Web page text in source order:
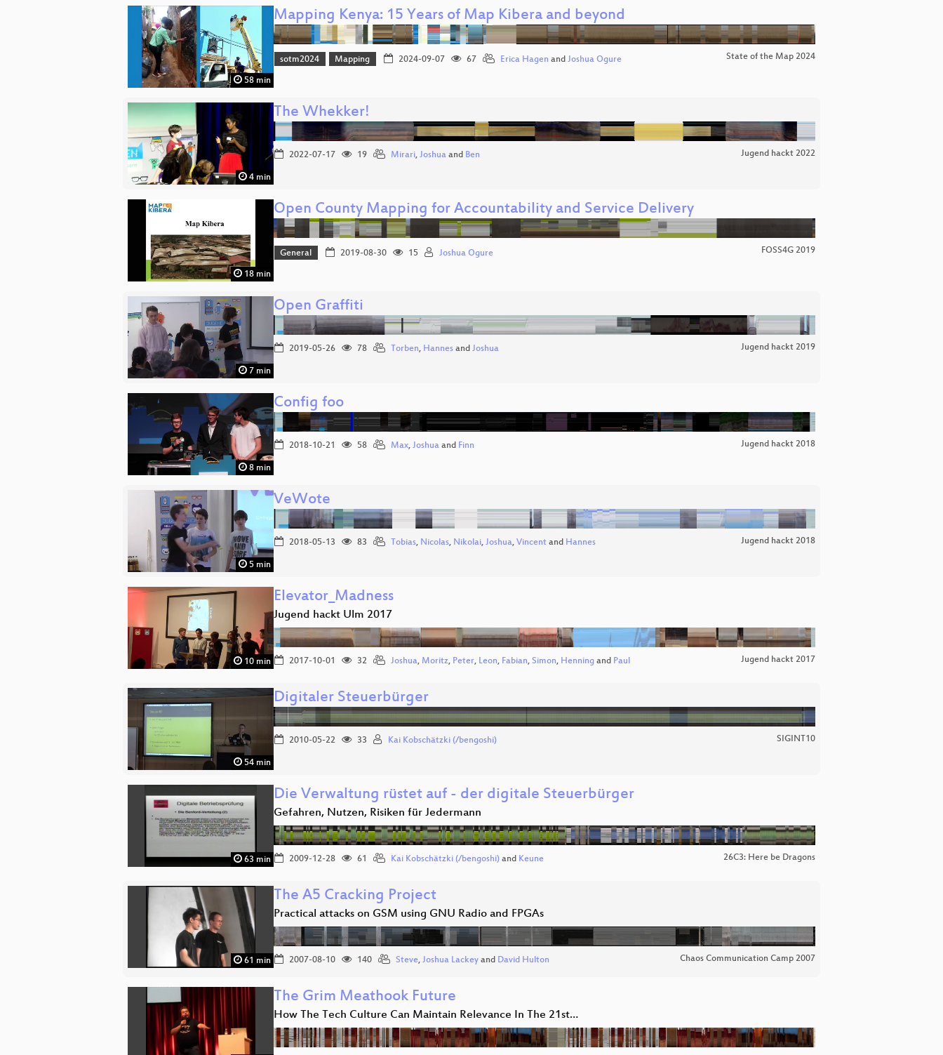
58 min
Mapping Kenya: 15 Years of Map Kibera and beyond
sotm2024 Mapping 2024-09-07 67 Erica Hagen and Joshua Ogure State of the Map 2024
4 min
The Whekker!
2022-07-17 19 Mirari, Joshua and Ben Jugend hackt 2022
18 min
Open County Mapping for Accountability and Service Delivery
General 2019-08-30 15 Joshua Ogure FOSS4G 2019
7 min
Open Graffiti
2019-05-26 78 Torben, Hannes and Joshua Jugend hackt 2019
8 min
Config foo
2018-10-21 58 Max, Joshua and Finn Jugend hackt 2018
5 min
VeWote
2018-05-13 83 Tobias, Nicolas, Nikolai, Joshua, Vincent and Hannes Jugend hackt 2018
10 min
Elevator_Madness
Jugend hackt Ulm 2017
2017-10-01 32 Joshua, Moritz, Peter, Leon, Fabian, Simon, Henning and Paul Jugend hackt 2017
54 min
Digitaler Steuerbürger
2010-05-22 33 Kai Kobschätzki (/bengoshi) SIGINT10
63 min
Die Verwaltung rüstet auf - der digitale Steuerbürger
Gefahren, Nutzen, Risiken für Jedermann
2009-12-28 61 Kai Kobschätzki (/bengoshi) and Keune 26C3: Here be Dragons
61 min
The A5 Cracking Project
Practical attacks on GSM using GNU Radio and FPGAs
2007-08-10 140 Steve, Joshua Lackey and David Hulton Chaos Communication Camp 2007
The Grim Meathook Future
How The Tech Culture Can Maintain Relevance In The 21st…